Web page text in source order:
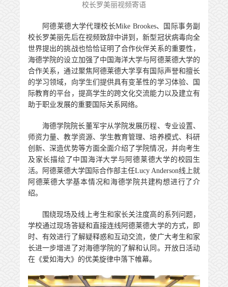
校长罗美丽视频寄语
阿德莱德大学代理校长Mike Brookes、国际事务副
校长罗美丽先后在视频致辞中讲到，新型冠状病毒向全
世界提出的挑战也恰恰证明了合作伙伴关系的重要性，
海德学院的设立加强了中国海洋大学与阿德莱德大学的
合作关系，通过聚焦阿德莱德大学享有国际声誉和擅长
的学习领域，向学生们提供具有变革性的学习体验、国
际教育的平台，提高学生的跨文化交流能力以及建立有
助于职业发展的重要国际关系网络。
海德学院院长董军宇从学院发展历程、专业设置、
师资力量、教学资源、学生教育管理、培养模式、科研
创新、深造优势等方面全面介绍了学院情况，并向考生
及家长描绘了中国海洋大学与阿德莱德大学的校园生
活。阿德莱德大学国际合作部主任Lucy Anderson线上就
阿德莱德大学基本情况和海德学院共建构想进行了介
绍。
围绕现场及线上考生和家长关注度高的系列问题，
学校通过现场答疑和直接连线阿德莱德大学的方式，即
时、有效进行了解疑释惑和互动交流，使广大考生和家
长进一步增进了对海德学院的了解和认同。开放日活动
在《爱如海大》的优美旋律中落下帷幕。